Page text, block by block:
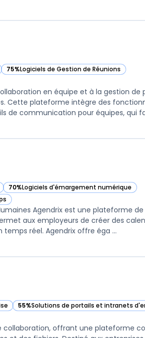
75%Logiciels de Gestion de Réunions
— voir Klaxoon dans cette catégorie
en équipe et à la gestion de
Cette plateforme intègre des
de communication pour équipes, qui
70%Logiciels d'émargement numérique
— voir Agendrix dans cette catégorie
Agendrix est une plateforme
aux employeurs de créer des
réel. Agendrix offre éga ...
55%Solutions de portails et intranets
— voir Mailo dans cette catégorie
collaboration, offrant une plateforme